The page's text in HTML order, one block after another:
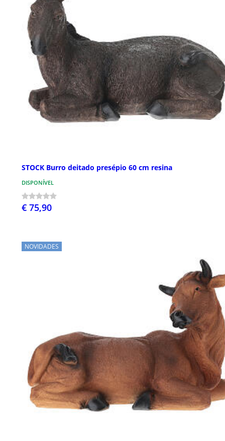
STOCK Burro deitado presépio 60 cm resina
DISPONÍVEL
€ 75,90
NOVIDADES